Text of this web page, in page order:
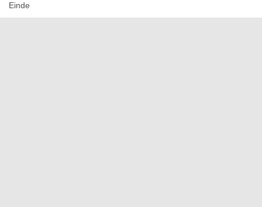
Einde